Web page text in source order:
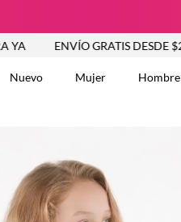
ENVÍO GRATIS DESDE $250.000
Nuevo Mujer Hombre
4.